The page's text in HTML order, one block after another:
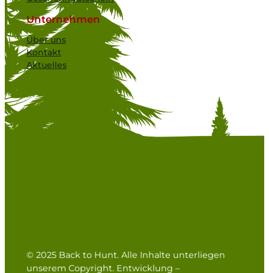
Unternehmen
Über uns
Kontakt
Aktuelles
© 2025 Back to Hunt. Alle Inhalte unterliegen
unserem Copyright. Entwicklung –